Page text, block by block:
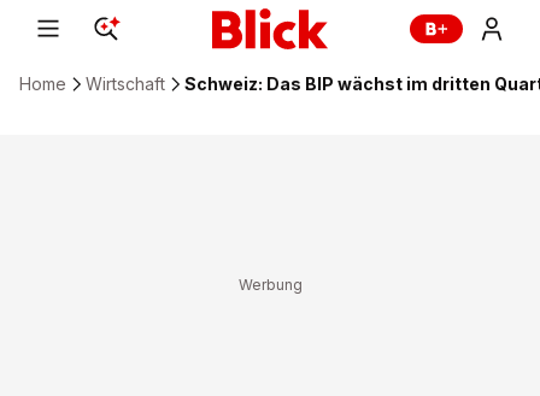
Home Wirtschaft Schweiz: Das BIP wächst im dritten